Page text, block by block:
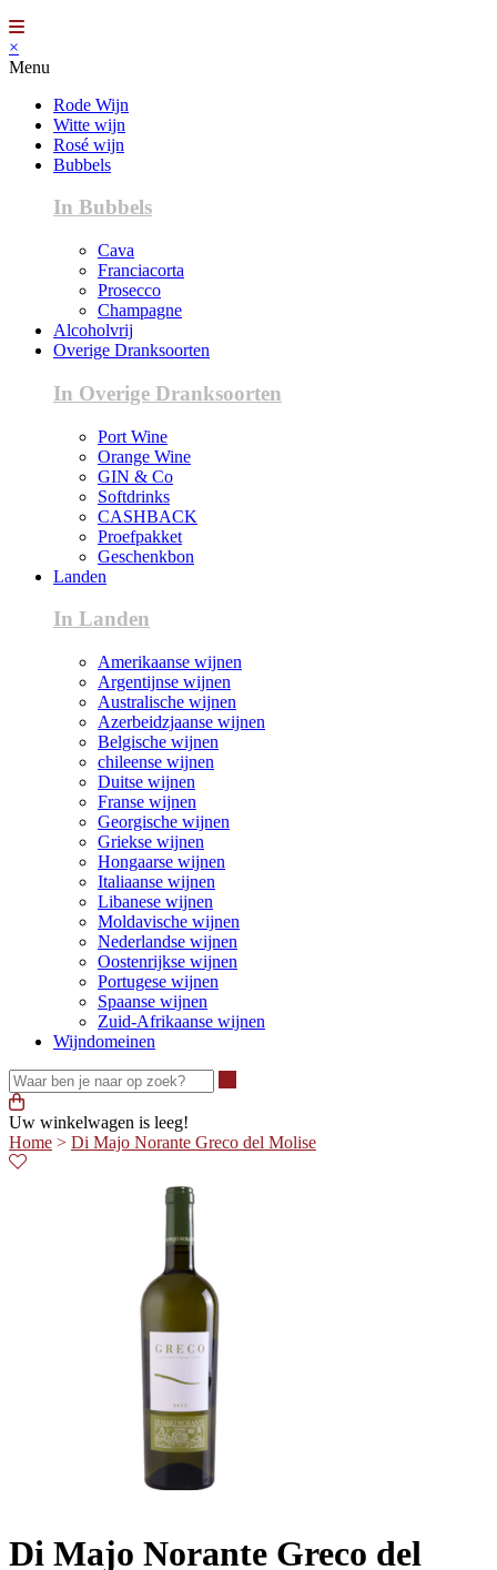
×
Menu
Rode Wijn
Witte wijn
Rosé wijn
Bubbels
In Bubbels
Cava
Franciacorta
Prosecco
Champagne
Alcoholvrij
Overige Dranksoorten
In Overige Dranksoorten
Port Wine
Orange Wine
GIN & Co
Softdrinks
CASHBACK
Proefpakket
Geschenkbon
Landen
In Landen
Amerikaanse wijnen
Argentijnse wijnen
Australische wijnen
Azerbeidzjaanse wijnen
Belgische wijnen
chileense wijnen
Duitse wijnen
Franse wijnen
Georgische wijnen
Griekse wijnen
Hongaarse wijnen
Italiaanse wijnen
Libanese wijnen
Moldavische wijnen
Nederlandse wijnen
Oostenrijkse wijnen
Portugese wijnen
Spaanse wijnen
Zuid-Afrikaanse wijnen
Wijndomeinen
Uw winkelwagen is leeg!
Home > Di Majo Norante Greco del Molise
Di Majo Norante Greco del